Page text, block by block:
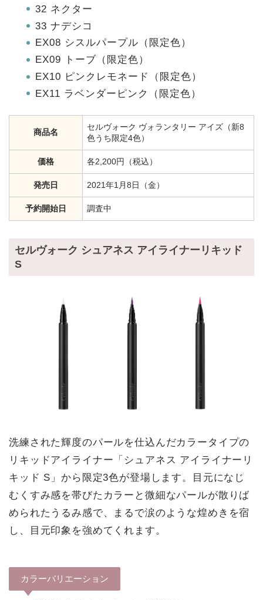
32 ネクター
33 ナデシコ
EX08 シスルパープル（限定色）
EX09 トーブ（限定色）
EX10 ピンクレモネード（限定色）
EX11 ラベンダーピンク（限定色）
商品名
セルヴォーク ヴォランタリー アイズ（新8
色うち限定4色）
価格 各2,200円（税込）
発売日 2021年1月8日（金）
予約開始日 調査中
セルヴォーク シュアネス アイライナーリキッド
S
洗練された輝度のパールを仕込んだカラータイプの
リキッドアイライナー「シュアネス アイライナーリ
キッド S」から限定3色が登場します。目元になじ
むくすみ感を帯びたカラーと微細なパールが散りば
められたうるみ感で、まるで涙のような煌めきを宿
し、目元印象を強めてくれます。
カラーバリエーション